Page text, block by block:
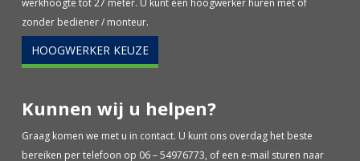
werkhoogte tot 27 meter. U kunt een hoogwerker huren met of
zonder bediener / monteur.
HOOGWERKER KEUZE
Kunnen wij u helpen?
Graag komen we met u in contact. U kunt ons overdag het beste
bereiken per telefoon op 06 – 54976773, of een e-mail sturen naar